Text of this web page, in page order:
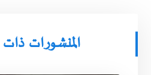
المنشورات